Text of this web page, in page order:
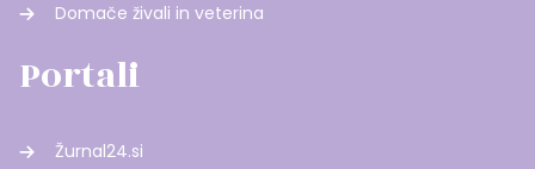
Domače živali in veterina
Portali
Žurnal24.si